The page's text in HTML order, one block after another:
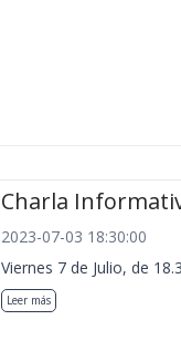
Charla
2023-07-03 18:30:00
Viernes 7 de Julio, de
Leer más